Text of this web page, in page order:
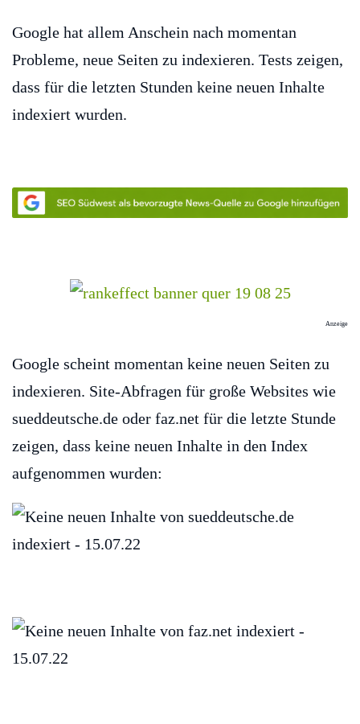
Google hat allem Anschein nach momentan
Probleme, neue Seiten zu indexieren. Tests zeigen,
dass für die letzten Stunden keine neuen Inhalte
indexiert wurden.
Anzeige
Google scheint momentan keine neuen Seiten zu
indexieren. Site-Abfragen für große Websites wie
sueddeutsche.de oder faz.net für die letzte Stunde
zeigen, dass keine neuen Inhalte in den Index
aufgenommen wurden: